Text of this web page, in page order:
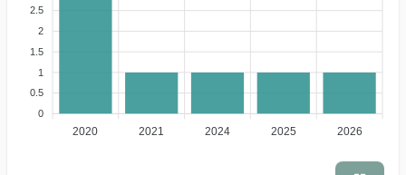
2.5
2
1.5
1
0.5
0
2020 2021 2024 2025 2026